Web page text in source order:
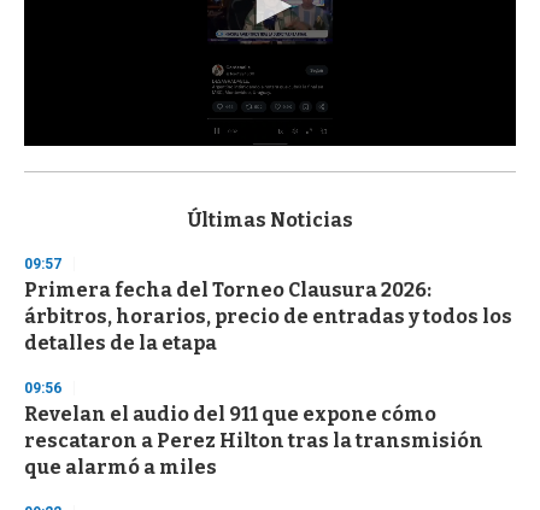
s
d
s
o
f
3
s
e
c
o
n
d
Últimas Noticias
09:57
Primera fecha del Torneo Clausura 2026:
árbitros, horarios, precio de entradas y todos los
detalles de la etapa
09:56
Revelan el audio del 911 que expone cómo
rescataron a Perez Hilton tras la transmisión
que alarmó a miles